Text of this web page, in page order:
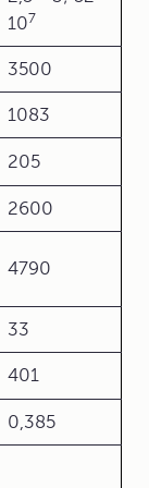
107
3500
1083
205
2600
4790
33
401
0,385